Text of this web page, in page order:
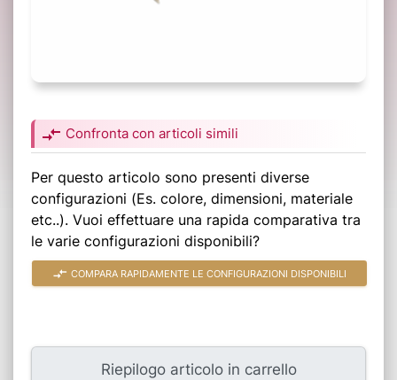
compare_arrows Confronta con articoli simili
Per questo articolo sono presenti diverse
configurazioni (Es. colore, dimensioni, materiale
etc..). Vuoi effettuare una rapida comparativa tra
le varie configurazioni disponibili?
compare_arrows COMPARA RAPIDAMENTE LE CONFIGURAZIONI DISPONIBILI
Riepilogo articolo in carrello